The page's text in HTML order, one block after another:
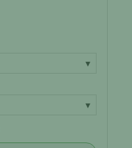
▾
▾